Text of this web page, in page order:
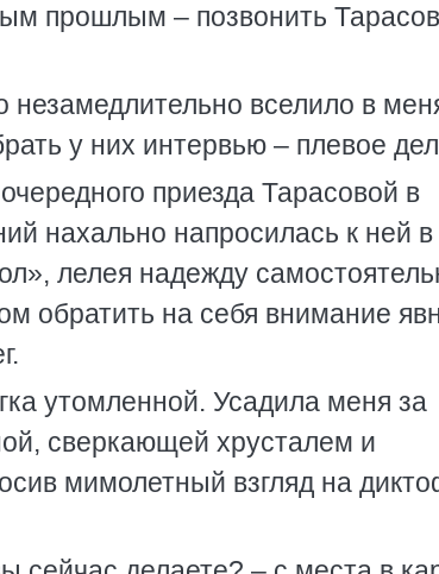
прошлым – позвонить
незамедлительно вселило в
у них интервью – плевое
приезда Тарасовой в
нахально напросилась к ней в
лелея надежду
обратить на себя внимание
утомленной. Усадила меня за
сверкающей хрусталем и
мимолетный взгляд на